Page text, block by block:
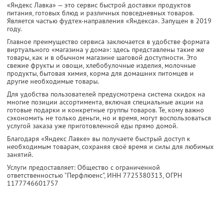
«Яндекс Лавка» — это сервис быстрой доставки продуктов
питания, готовых блюд и различных повседневных товаров.
Является частью фудтех-направления «Яндекса». Запущен в 2019
году.
Главное преимущество сервиса заключается в удобстве формата
виртуального «магазина у дома»: здесь представлены такие же
товары, как и в обычном магазине шаговой доступности. Это
свежие фрукты и овощи, хлебобулочные изделия, молочные
продукты, бытовая химия, корма для домашних питомцев и
другие необходимые товары.
Для удобства пользователей предусмотрена система скидок на
многие позиции ассортимента, включая специальные акции на
готовые подарки и конкретные группы товаров. Те, кому важно
сэкономить не только деньги, но и время, могут воспользоваться
услугой заказа уже приготовленной еды прямо домой.
Благодаря «Яндекс Лавке» вы получаете быстрый доступ к
необходимым товарам, сохраняя своё время и силы для любимых
занятий.
Услуги предоставляет: Общество с ограниченной
ответственностью "Перфлюенс", ИНН 7725380313, ОГРН
1177746601757